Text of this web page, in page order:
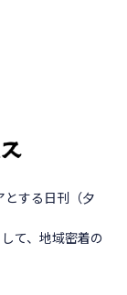
する日刊（夕
て、地域密着の